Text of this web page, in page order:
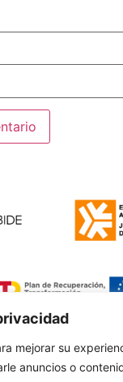
mejorar su
anuncios o
Polí­tica de Privacidad